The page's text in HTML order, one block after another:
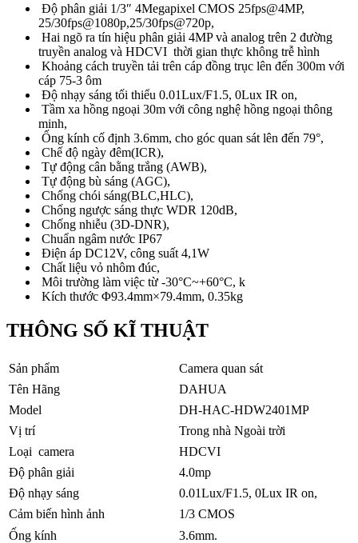
Độ phân giải 1/3″ 4Megapixel CMOS 25fps@4MP,
25/30fps@1080p,25/30fps@720p,
Hai ngõ ra tín hiệu phân giải 4MP và analog trên 2 đường
truyền analog và HDCVI thời gian thực không trễ hình
Khoảng cách truyền tải trên cáp đồng trục lên đến 300m với
cáp 75-3 ôm
Độ nhạy sáng tối thiểu 0.01Lux/F1.5, 0Lux IR on,
Tầm xa hồng ngoại 30m với công nghệ hồng ngoại thông
minh,
Ống kính cố định 3.6mm, cho góc quan sát lên đến 79°,
Chế độ ngày đêm(ICR),
Tự động cân bằng trắng (AWB),
Tự động bù sáng (AGC),
Chống chói sáng(BLC,HLC),
Chống ngược sáng thực WDR 120dB,
Chống nhiễu (3D-DNR),
Chuẩn ngâm nước IP67
Điện áp DC12V, công suất 4,1W
Chất liệu vỏ nhôm đúc,
Môi trường làm việc từ -30°C~+60°C, k
Kích thước Φ93.4mm×79.4mm, 0.35kg
THÔNG SỐ KĨ THUẬT
Sản phẩm
Camera quan sát
Tên Hãng
DAHUA
Model
DH-HAC-HDW2401MP
Vị trí
Trong nhà Ngoài trời
Loại camera
HDCVI
Độ phân giải
4.0mp
Độ nhạy sáng
0.01Lux/F1.5, 0Lux IR on,
Cảm biến hình ảnh
1/3 CMOS
Ống kính
3.6mm.